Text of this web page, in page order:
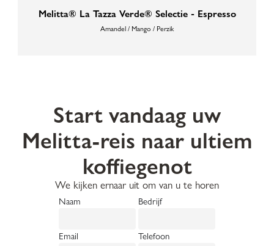
Melitta® La Tazza Verde® Selectie - Espresso
Amandel / Mango / Perzik
Start vandaag uw
Melitta-reis naar ultiem
koffiegenot
We kijken ernaar uit om van u te horen
Naam Bedrijf
Email Telefoon